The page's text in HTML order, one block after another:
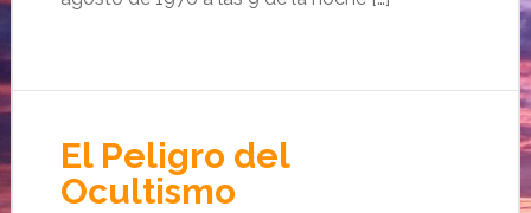
El Peligro del
Ocultismo